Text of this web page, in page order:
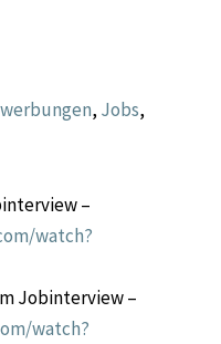
, Jobs,
–
watch?
Jobinterview –
watch?